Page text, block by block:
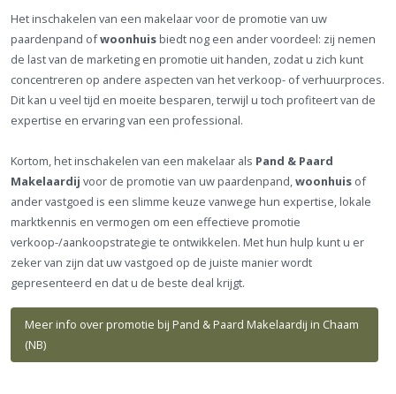
Het inschakelen van een makelaar voor de promotie van uw
paardenpand ofwoonhuis biedt nog een ander voordeel: zij nemen
de last van de marketing en promotie uit handen, zodat u zich kunt
concentreren op andere aspecten van het verkoop- of verhuurproces.
Dit kan u veel tijd en moeite besparen, terwijl u toch profiteert van de
expertise en ervaring van een professional.
Kortom, het inschakelen van een makelaar als Pand & Paard
Makelaardij voor de promotie van uw paardenpand,woonhuis of
ander vastgoed is een slimme keuze vanwege hun expertise, lokale
marktkennis en vermogen om een effectieve promotie
verkoop-/aankoopstrategie te ontwikkelen. Met hun hulp kunt u er
zeker van zijn dat uw vastgoed op de juiste manier wordt
gepresenteerd en dat u de beste deal krijgt.
Meer info over promotie bij Pand & Paard Makelaardij in Chaam
(NB)